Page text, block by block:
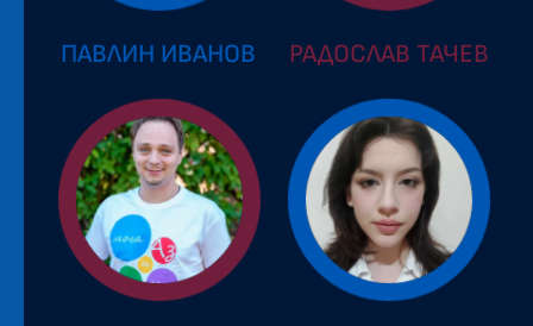
ПАВЛИН ИВАНОВ РАДОСЛАВ ТАЧЕВ